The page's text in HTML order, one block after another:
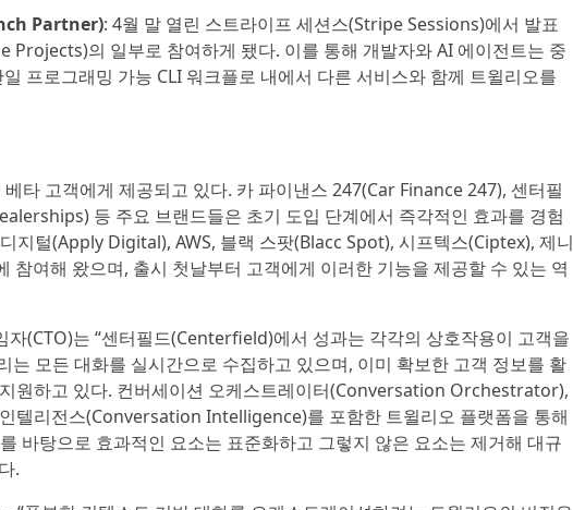
Partner): 4월 말 열린 스트라이프 세션스(Stripe Sessions)에서 발표
Projects)의 일부로 참여하게 됐다. 이를 통해 개발자와 AI 에이전트는 중
프로그래밍 가능 CLI 워크플로 내에서 다른 서비스와 함께 트윌리오를
타 고객에게 제공되고 있다. 카 파이낸스 247(Car Finance 247), 센터필
등 주요 브랜드들은 초기 도입 단계에서 즉각적인 효과를 경험
지털(Apply Digital), AWS, 블랙 스팟(Blacc Spot), 시프텍스(Ciptex), 제니
여해 왔으며, 출시 첫날부터 고객에게 이러한 기능을 제공할 수 있는 역
(CTO)는 “센터필드(Centerfield)에서 성과는 각각의 상호작용이 고객을
모든 대화를 실시간으로 수집하고 있으며, 이미 확보한 고객 정보를 활
원하고 있다. 컨버세이션 오케스트레이터(Conversation Orchestrator),
텔리전스(Conversation Intelligence)를 포함한 트윌리오 플랫폼을 통해
바탕으로 효과적인 요소는 표준화하고 그렇지 않은 요소는 제거해 대규
.